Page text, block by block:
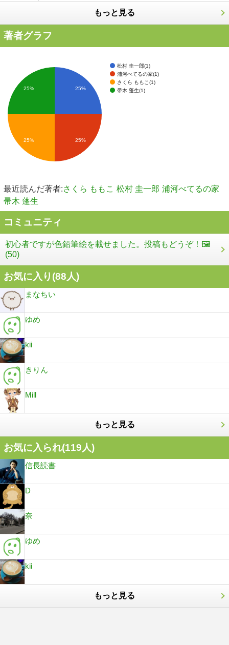
もっと見る
著者グラフ
松村 圭一郎(1)
浦河べてるの家(1)
さくら ももこ(1)
帚木 蓬生(1)
25%
25%
25% 25%
最近読んだ著者:さくら ももこ 松村 圭一郎 浦河べてるの家
帚木 蓬生
コミュニティ
初心者ですが色鉛筆絵を載せました。投稿もどうぞ！🖼️
(50)
お気に入り(88人)
まなちい
ゆめ
kii
きりん
Mill
もっと見る
お気に入られ(119人)
信長読書
D
奈
ゆめ
kii
もっと見る